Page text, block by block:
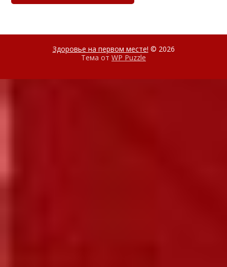
Здоровье на первом месте! © 2026
Тема от WP Puzzle